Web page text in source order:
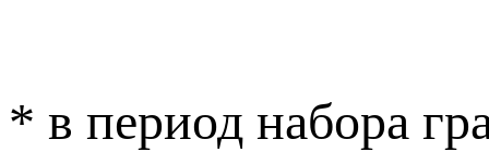
* в период набора